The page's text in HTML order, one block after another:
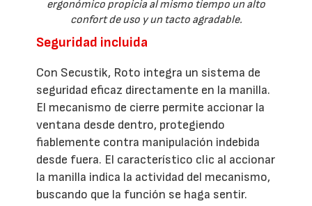
ergonómico propicia al mismo tiempo un alto
confort de uso y un tacto agradable.
Seguridad incluida
Con Secustik, Roto integra un sistema de
seguridad eficaz directamente en la manilla.
El mecanismo de cierre permite accionar la
ventana desde dentro, protegiendo
fiablemente contra manipulación indebida
desde fuera. El característico clic al accionar
la manilla indica la actividad del mecanismo,
buscando que la función se haga sentir.